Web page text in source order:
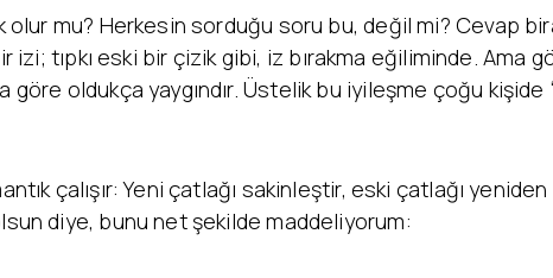
mu? Herkesin sorduğu soru bu, değil mi? Cevap
tıpkı eski bir çizik gibi, iz bırakma eğiliminde. Ama
oldukça yaygındır. Üstelik bu iyileşme çoğu kişide
çalışır: Yeni çatlağı sakinleştir, eski çatlağı yeniden
diye, bunu net şekilde maddeliyorum: